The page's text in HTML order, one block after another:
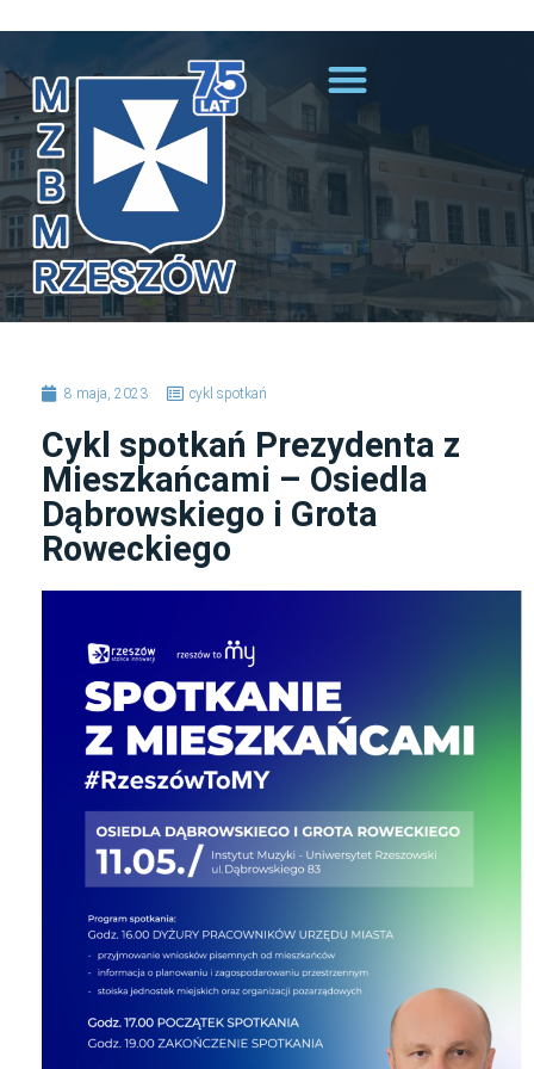
8 maja, 2023 cykl spotkań
Cykl spotkań Prezydenta z
Mieszkańcami – Osiedla
Dąbrowskiego i Grota
Roweckiego